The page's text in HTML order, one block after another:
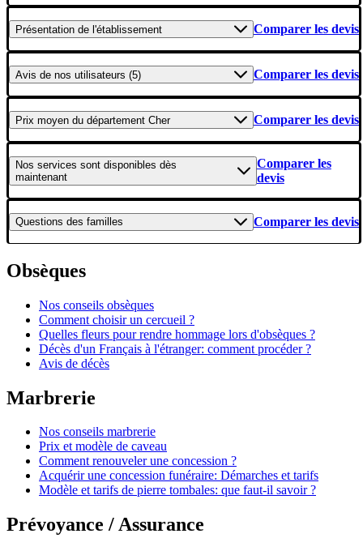
Présentation de l'établissement Comparer les devis
Avis de nos utilisateurs (5) Comparer les devis
Prix moyen du département Cher Comparer les devis
Nos services sont disponibles dès
maintenant
Comparer les
devis
Questions des familles Comparer les devis
Obsèques
Nos conseils obsèques
Comment choisir un cercueil ?
Quelles fleurs pour rendre hommage lors d'obsèques ?
Décès d'un Français à l'étranger: comment procéder ?
Avis de décès
Marbrerie
Nos conseils marbrerie
Prix et modèle de caveau
Comment renouveler une concession ?
Acquérir une concession funéraire: Démarches et tarifs
Modèle et tarifs de pierre tombales: que faut-il savoir ?
Prévoyance / Assurance